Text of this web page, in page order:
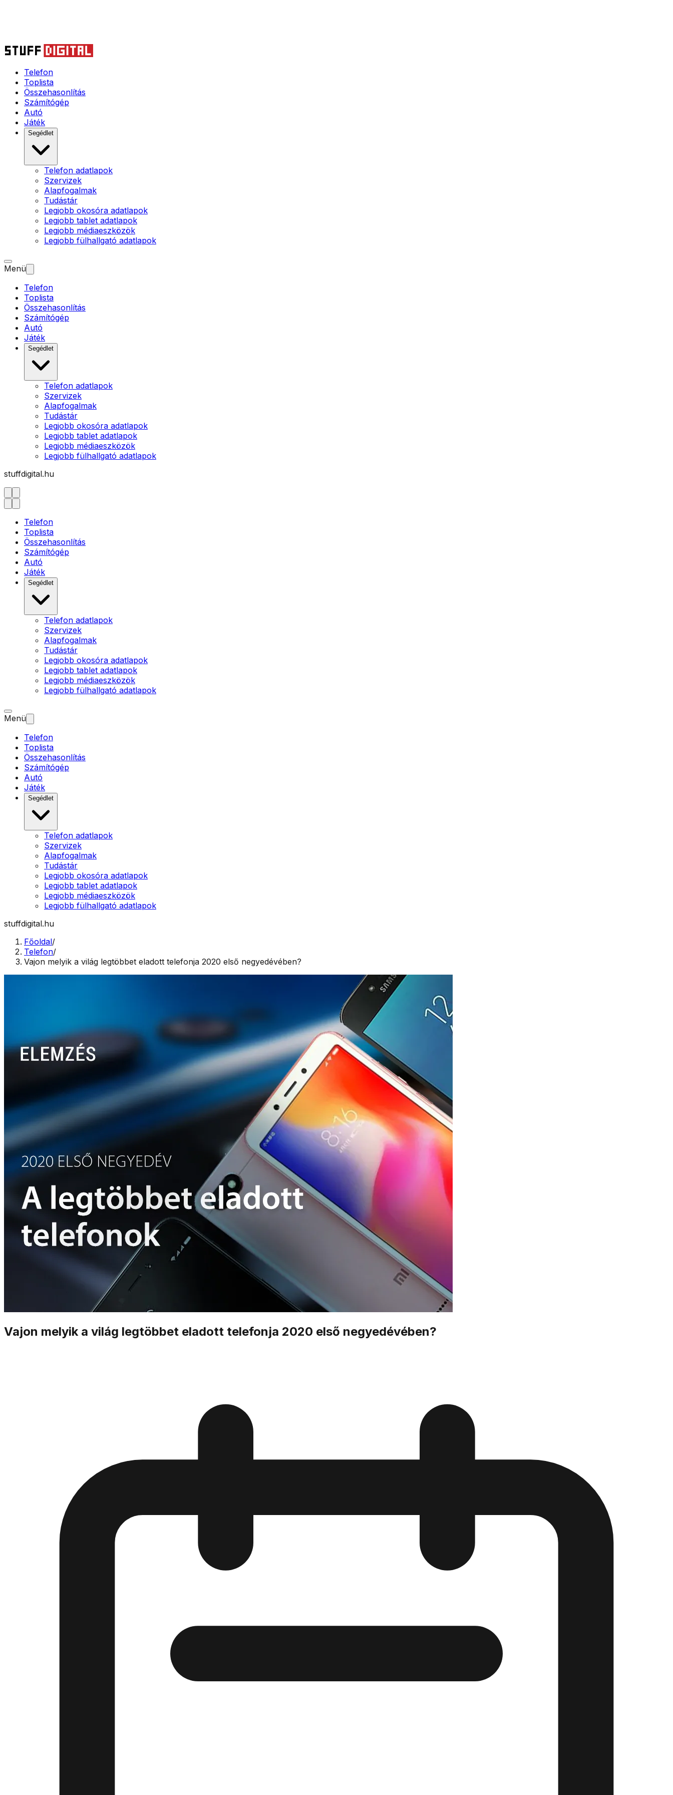
Telefon
Toplista
Összehasonlítás
Számítógép
Autó
Játék
Segédlet
Telefon adatlapok
Szervizek
Alapfogalmak
Tudástár
Legjobb okosóra adatlapok
Legjobb tablet adatlapok
Legjobb médiaeszközök
Legjobb fülhallgató adatlapok
Menü
Telefon
Toplista
Összehasonlítás
Számítógép
Autó
Játék
Segédlet
Telefon adatlapok
Szervizek
Alapfogalmak
Tudástár
Legjobb okosóra adatlapok
Legjobb tablet adatlapok
Legjobb médiaeszközök
Legjobb fülhallgató adatlapok
stuffdigital.hu
Telefon
Toplista
Összehasonlítás
Számítógép
Autó
Játék
Segédlet
Telefon adatlapok
Szervizek
Alapfogalmak
Tudástár
Legjobb okosóra adatlapok
Legjobb tablet adatlapok
Legjobb médiaeszközök
Legjobb fülhallgató adatlapok
Menü
Telefon
Toplista
Összehasonlítás
Számítógép
Autó
Játék
Segédlet
Telefon adatlapok
Szervizek
Alapfogalmak
Tudástár
Legjobb okosóra adatlapok
Legjobb tablet adatlapok
Legjobb médiaeszközök
Legjobb fülhallgató adatlapok
stuffdigital.hu
Főoldal/
Telefon/
Vajon melyik a világ legtöbbet eladott telefonja 2020 első negyedévében?
Vajon melyik a világ legtöbbet eladott telefonja 2020 első negyedévében?